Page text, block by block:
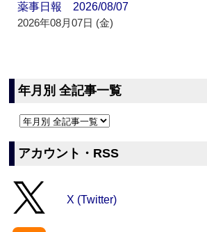
薬事日報 2026/08/07
2026年08月07日 (金)
年月別 全記事一覧
アカウント・RSS
X (Twitter)